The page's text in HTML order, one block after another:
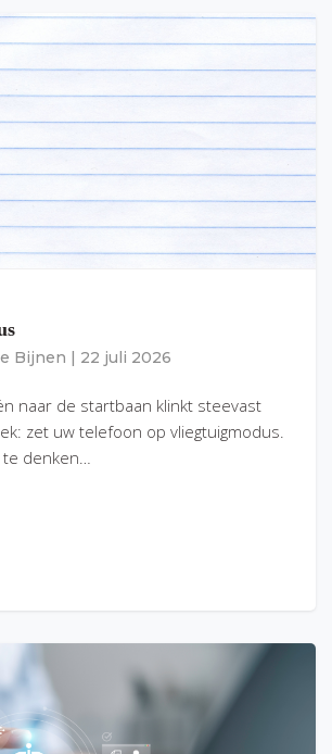
Bijnen 22 juli 2026
naar de startbaan klinkt steevast
zet uw telefoon op vliegtuigmodus.
denken…